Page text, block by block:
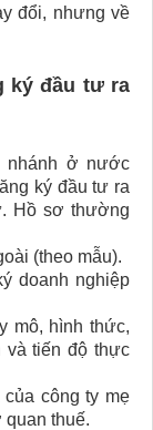
đổi, nhưng về
ký đầu tư ra
nhánh ở nước
ký đầu tư ra
Hồ sơ thường
(theo mẫu).
doanh nghiệp
mô, hình thức,
và tiến độ thực
công ty mẹ
quan thuế.